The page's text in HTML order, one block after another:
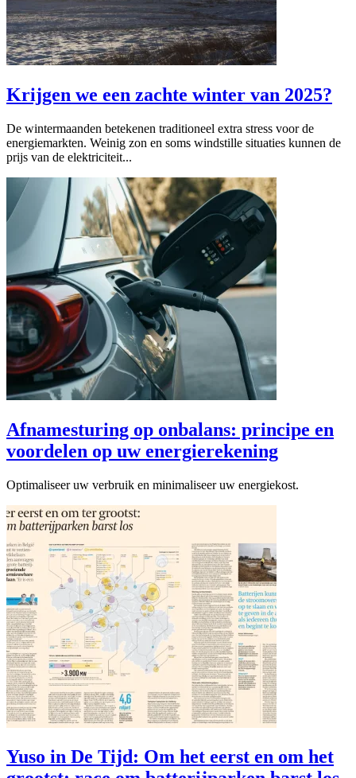
Krijgen we een zachte winter van 2025?
De wintermaanden betekenen traditioneel extra stress voor de
energiemarkten. Weinig zon en soms windstille situaties kunnen de
prijs van de elektriciteit...
Afnamesturing op onbalans: principe en
voordelen op uw energierekening
Optimaliseer uw verbruik en minimaliseer uw energiekost.
Yuso in De Tijd: Om het eerst en om het